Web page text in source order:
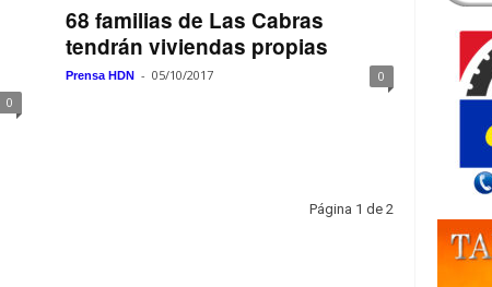
0
68 familias de Las Cabras
tendrán viviendas propias
Prensa HDN - 05/10/2017 0
Página 1 de 2